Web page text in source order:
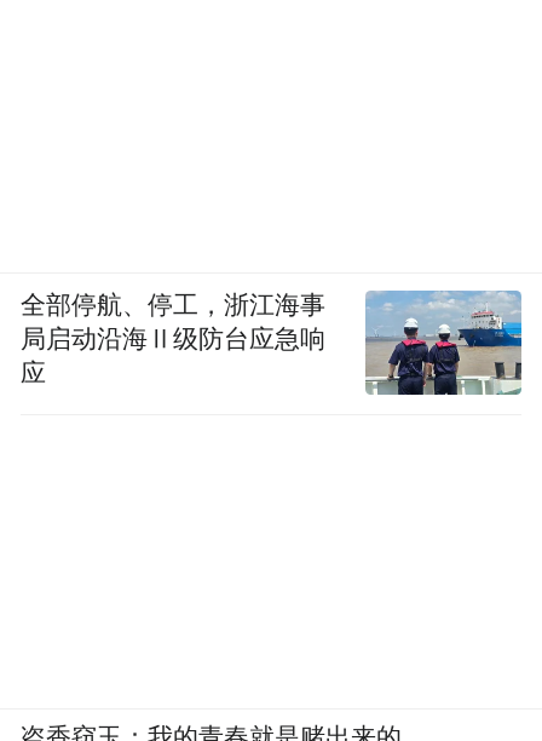
全部停航、停工，浙江海事
局启动沿海Ⅱ级防台应急响
应